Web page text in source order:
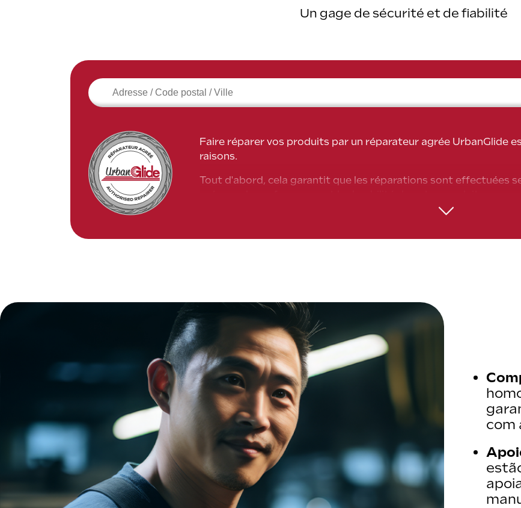
Un gage de sécurité et de fiabilité
Faire réparer vos produits par un réparateur agrée UrbanGlide
raisons.
Tout d'abord, cela garantit que les réparations sont effectuées
Ensuite, un réparateur agréé possède l'expertise spécifique à la
com